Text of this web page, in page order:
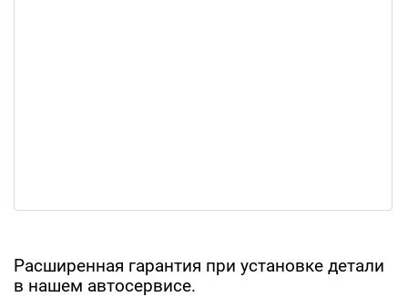
Расширенная гарантия при установке детали
в нашем автосервисе.